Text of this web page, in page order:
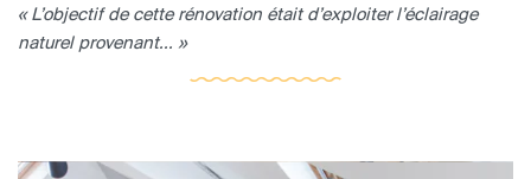
« L’objectif de cette rénovation était d’exploiter l’éclairage
naturel provenant... »